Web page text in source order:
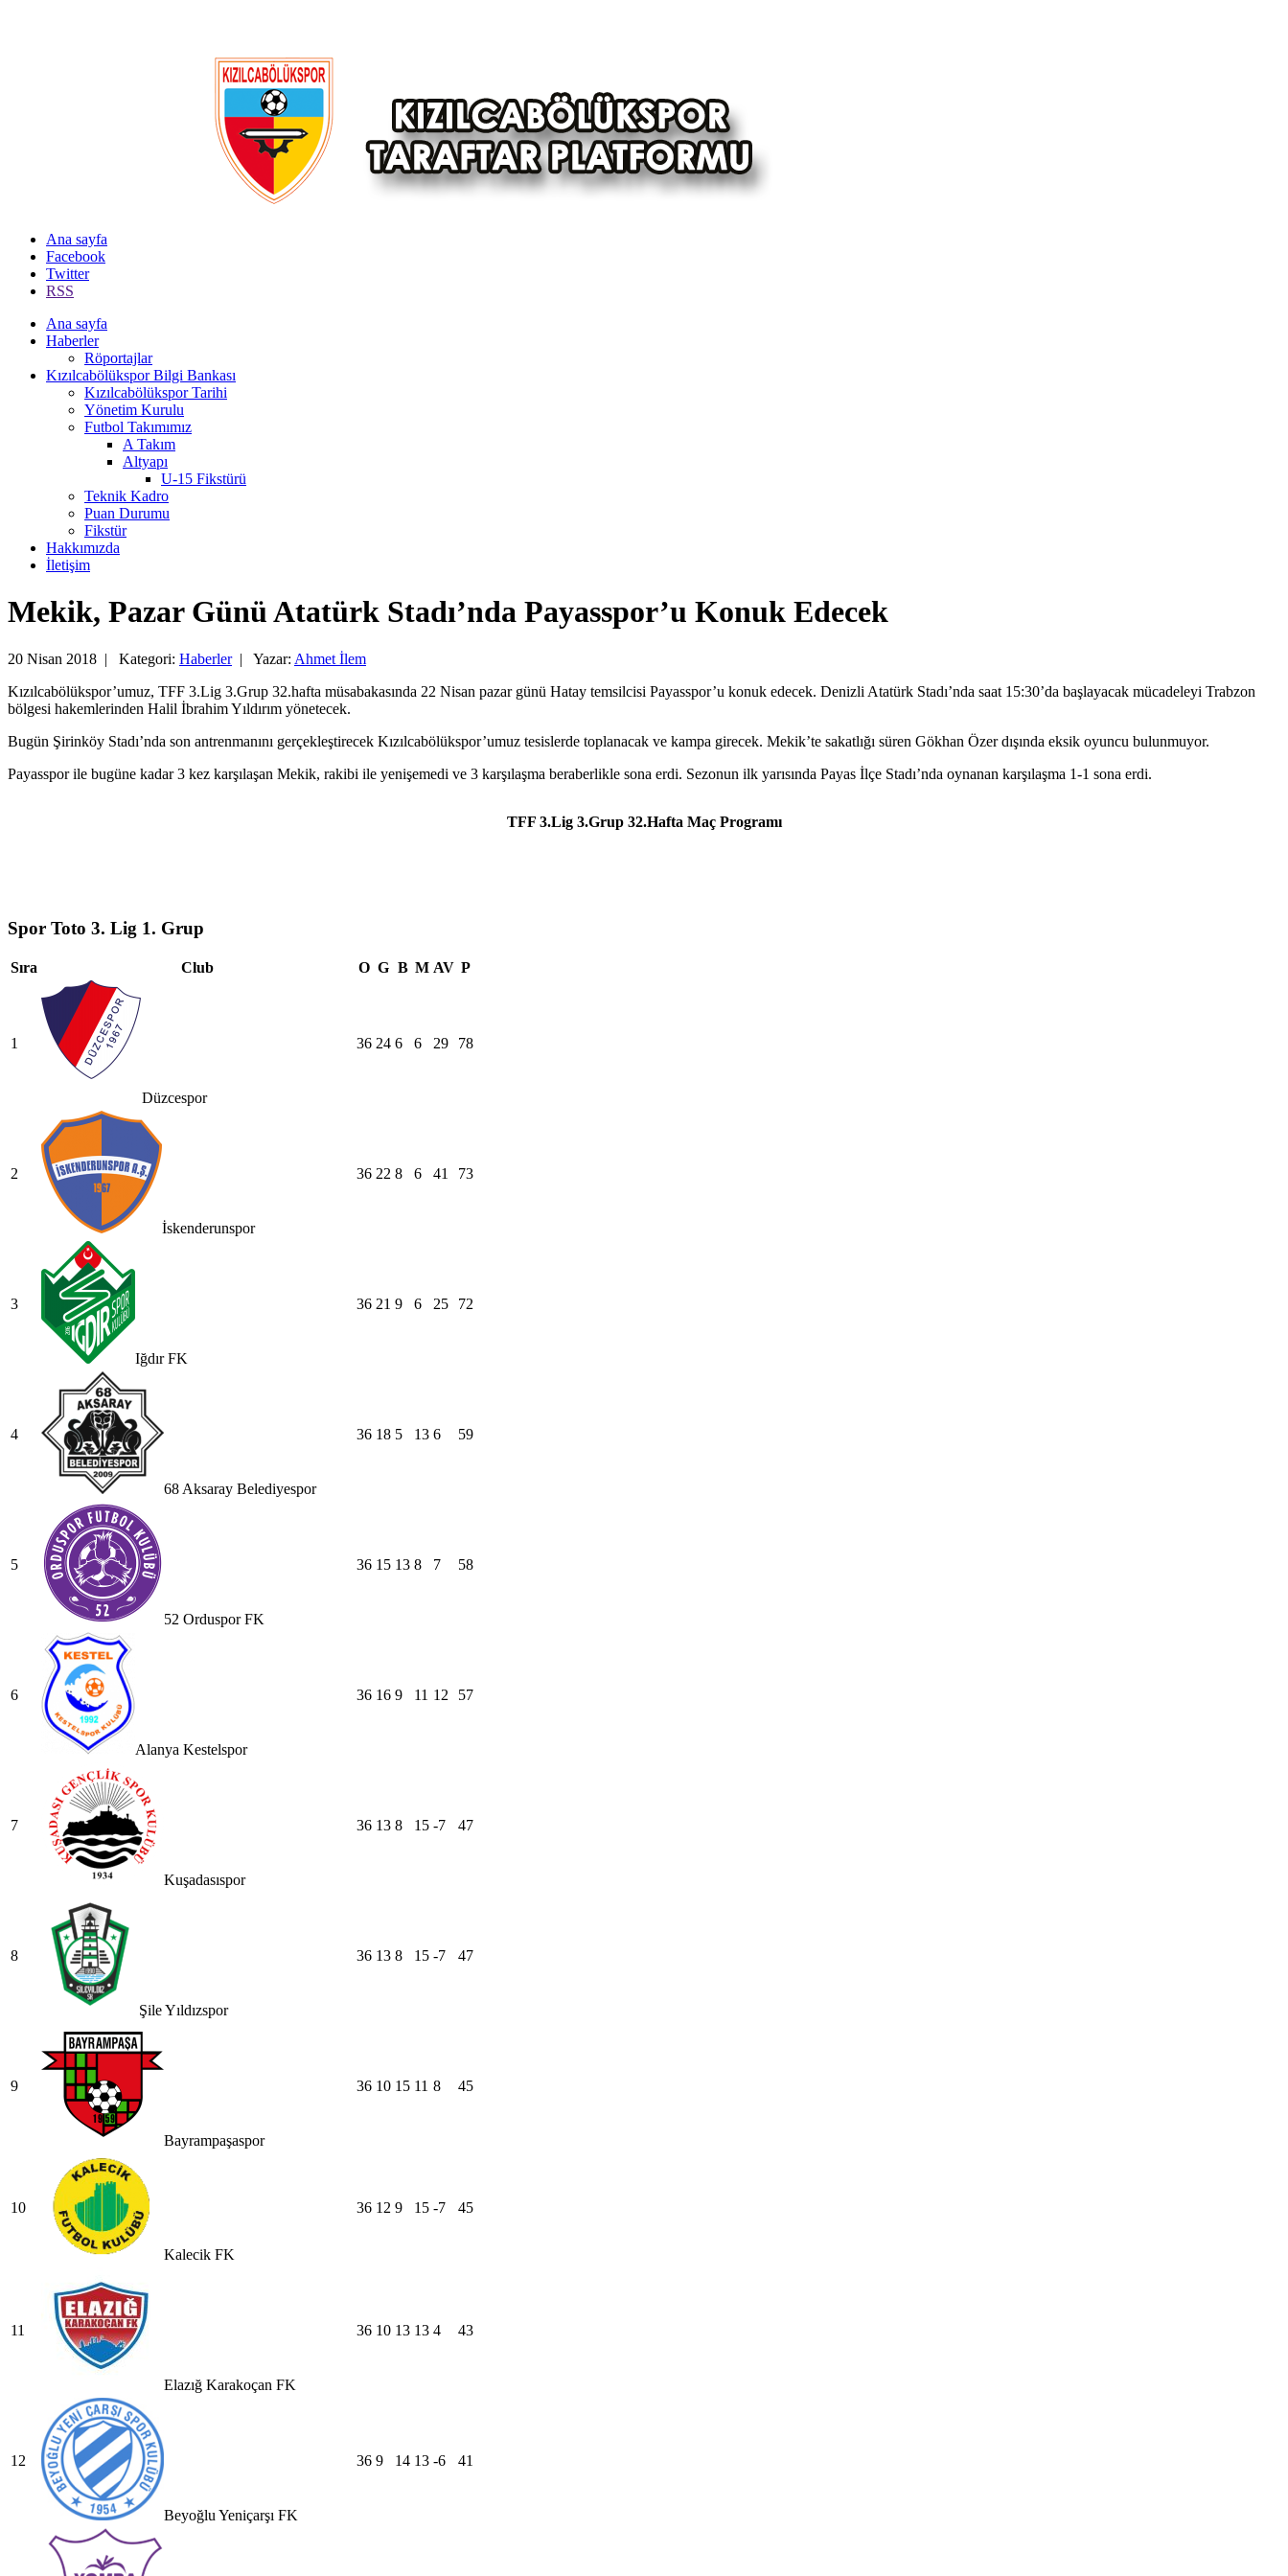
Ana sayfa
Facebook
Twitter
RSS
Ana sayfa
Haberler
Röportajlar
Kızılcabölükspor Bilgi Bankası
Kızılcabölükspor Tarihi
Yönetim Kurulu
Futbol Takımımız
A Takım
Altyapı
U-15 Fikstürü
Teknik Kadro
Puan Durumu
Fikstür
Hakkımızda
İletişim
Mekik, Pazar Günü Atatürk Stadı’nda Payasspor’u Konuk Edecek
20 Nisan 2018 | Kategori: Haberler| Yazar: Ahmet İlem
Kızılcabölükspor’umuz, TFF 3.Lig 3.Grup 32.hafta müsabakasında 22 Nisan pazar günü Hatay temsilcisi Payasspor’u konuk edecek. Denizli Atatürk Stadı’nda saat 15:30’da başlayacak mücadeleyi Trabzon
bölgesi hakemlerinden Halil İbrahim Yıldırım yönetecek.
Bugün Şirinköy Stadı’nda son antrenmanını gerçekleştirecek Kızılcabölükspor’umuz tesislerde toplanacak ve kampa girecek. Mekik’te sakatlığı süren Gökhan Özer dışında eksik oyuncu bulunmuyor.
Payasspor ile bugüne kadar 3 kez karşılaşan Mekik, rakibi ile yenişemedi ve 3 karşılaşma beraberlikle sona erdi. Sezonun ilk yarısında Payas İlçe Stadı’nda oynanan karşılaşma 1-1 sona erdi.
TFF 3.Lig 3.Grup 32.Hafta Maç Programı
Spor Toto 3. Lig 1. Grup
Sıra Club O G B M AV P
1
Düzcespor
36 24 6 6 29 78
2
İskenderunspor
36 22 8 6 41 73
3
Iğdır FK
36 21 9 6 25 72
4
68 Aksaray Belediyespor
36 18 5 13 6 59
5
52 Orduspor FK
36 15 13 8 7 58
6
Alanya Kestelspor
36 16 9 11 12 57
7
Kuşadasıspor
36 13 8 15 -7 47
8
Şile Yıldızspor
36 13 8 15 -7 47
9
Bayrampaşaspor
36 10 15 11 8 45
10
Kalecik FK
36 12 9 15 -7 45
11
Elazığ Karakoçan FK
36 10 13 13 4 43
12
Beyoğlu Yeniçarşı FK
36 9 14 13 -6 41